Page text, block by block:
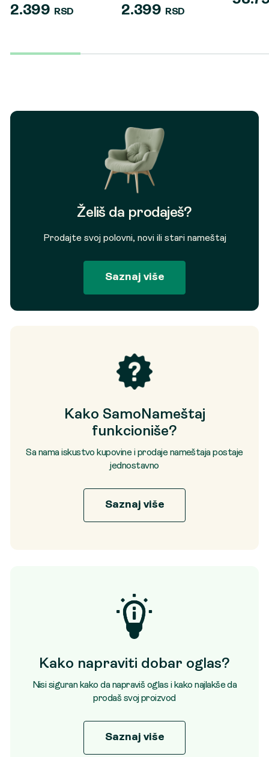
2.399 RSD 2.399 RSD
Želiš da prodaješ?
Prodajte svoj polovni, novi ili stari nameštaj
Saznaj više
Kako SamoNameštaj
funkcioniše?
Sa nama iskustvo kupovine i prodaje nameštaja postaje
jednostavno
Saznaj više
Kako napraviti dobar oglas?
Nisi siguran kako da napraviš oglas i kako najlakše da
prodaš svoj proizvod
Saznaj više